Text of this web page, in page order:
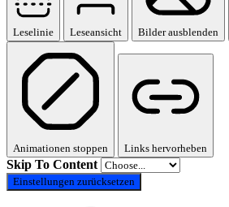
Leselinie Leseansicht Bilder ausblenden
Animationen stoppen Links hervorheben
Skip To Content
Einstellungen zurücksetzen